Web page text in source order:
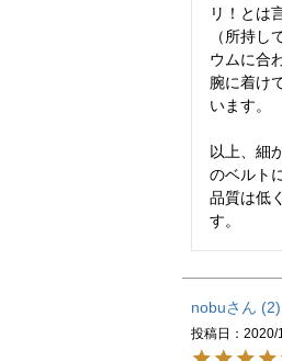
リ！とは
（所持
ウムに合
腕に着け
います。
以上、細
のベルト
品質は低
す。
nobu 2
投稿日
2020/